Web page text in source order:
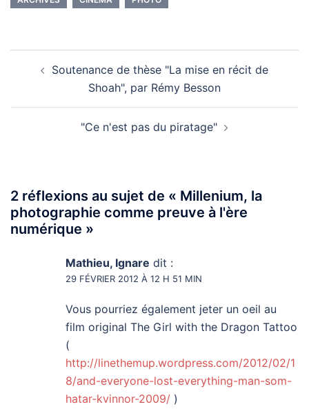
d’articleSoutenance de thèse "La mise en récit de
Shoah", par Rémy Besson
"Ce n'est pas du piratage"
2 réflexions au sujet de « Millenium, la
photographie comme preuve à l'ère
numérique »
Mathieu, Ignare dit :
29 FÉVRIER 2012 À 12 H 51 MIN
Vous pourriez également jeter un oeil au
film original The Girl with the Dragon Tattoo
(
http://linethemup.wordpress.com/2012/02/1
8/and-everyone-lost-everything-man-som-
hatar-kvinnor-2009/ )